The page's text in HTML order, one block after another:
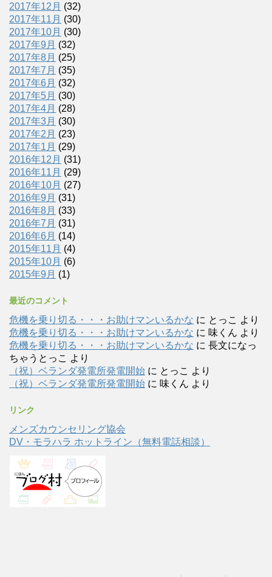
2017年12月 (32)
2017年11月 (30)
2017年10月 (30)
2017年9月 (32)
2017年8月 (25)
2017年7月 (35)
2017年6月 (32)
2017年5月 (30)
2017年4月 (28)
2017年3月 (30)
2017年2月 (23)
2017年1月 (29)
2016年12月 (31)
2016年11月 (29)
2016年10月 (27)
2016年9月 (31)
2016年8月 (33)
2016年7月 (31)
2016年6月 (14)
2015年11月 (4)
2015年10月 (6)
2015年9月 (1)
最近のコメント
危機を乗り切る・・・お助けマンいるかな に とっこ より
危機を乗り切る・・・お助けマンいるかな に 味くん より
危機を乗り切る・・・お助けマンいるかな に 長文になっ
ちゃうとっこ より
（祝）ベランダ発電所発電開始 に とっこ より
（祝）ベランダ発電所発電開始 に 味くん より
リンク
メンズカウンセリング協会
DV・モラハラ ホットライン（無料電話相談）